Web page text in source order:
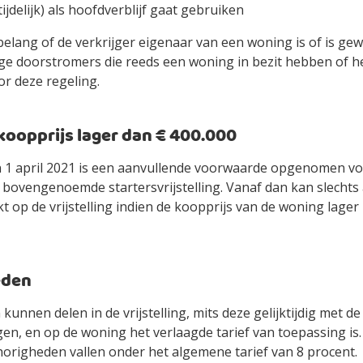
als hoofdverblijf gaat gebruiken
of de verkrijger eigenaar van een woning is of is
doorstromers die reeds een woning in bezit hebben of
deze regeling.
lager dan € 400.000
april 2021 is een aanvullende voorwaarde opgenomen
startersvrijstelling. Vanaf dan kan
op de vrijstelling indien de koopprijs van de woning lager
delen in de vrijstelling, mits deze gelijktijdig met
en op de woning het verlaagde tarief van toepassing
vallen onder het algemene tarief van 8 procent.